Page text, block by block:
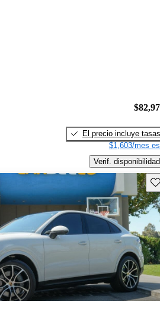
El precio incluye tasas
$1,603/mes
Verif. disponibilidad